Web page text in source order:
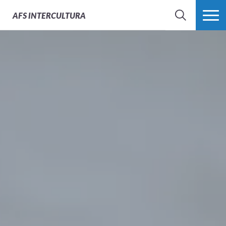
AFSINTERCULTURA
BÚSQUEDA MÁS